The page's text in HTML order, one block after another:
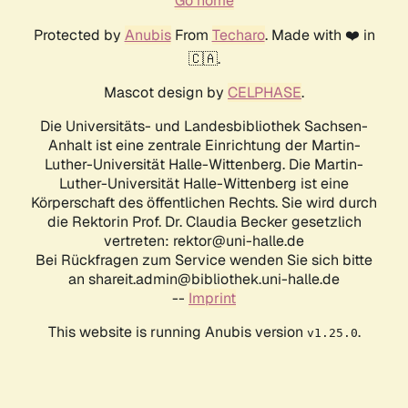
Protected by AnubisFrom Techaro. Made with ❤️ in
🇨🇦.
Mascot design by CELPHASE.
Die Universitäts- und Landesbibliothek Sachsen-
Anhalt ist eine zentrale Einrichtung der Martin-
Luther-Universität Halle-Wittenberg. Die Martin-
Luther-Universität Halle-Wittenberg ist eine
Körperschaft des öffentlichen Rechts. Sie wird durch
die Rektorin Prof. Dr. Claudia Becker gesetzlich
vertreten: rektor@uni-halle.de
Bei Rückfragen zum Service wenden Sie sich bitte
an shareit.admin@bibliothek.uni-halle.de
-- Imprint
This website is running Anubis version v1.25.0.